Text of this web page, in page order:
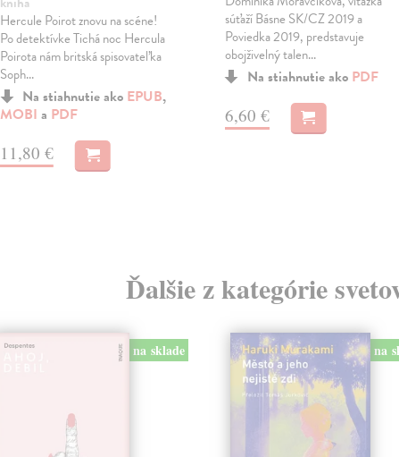
Hercule Poirot znovu na scéne!
Po detektívke Tichá noc Hercula
Poirota nám britská spisovateľka
Soph...
Na stiahnutie ako EPUB,
MOBI a PDF
11,80 €
súťaží Básne SK/CZ 2019 a
Poviedka 2019, predstavuje
obojživelný talen...
Na stiahnutie ako PDF
6,60 €
Ďalšie z kategórie
na sklade na